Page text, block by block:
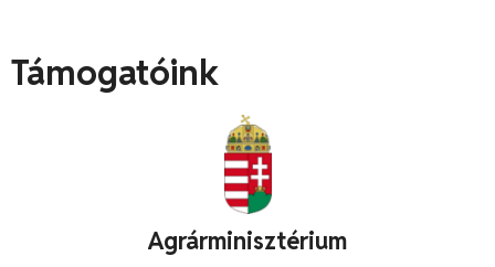
Támogatóink
Agrárminisztérium